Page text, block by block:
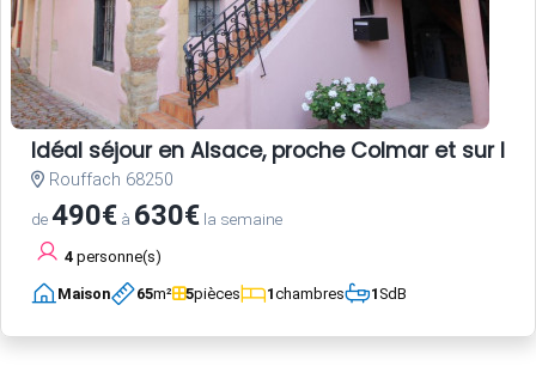
Idéal séjour en Alsace, proche Colmar et sur la
Rouffach 68250
de490€ à 630€ la semaine
4 personne(s)
Maison 65m² 5pièces 1chambres 1SdB